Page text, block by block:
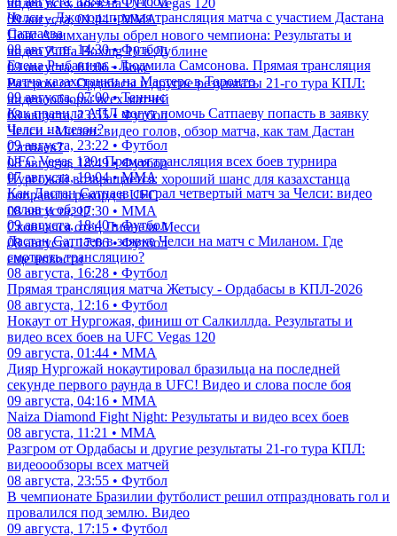
видео всех боев на UFC Vegas 120
09 августа, 01:44 • ММА
Пояс Алимханулы обрел нового чемпиона: Результаты и
видео Zuffa Boxing 10 в Дублине
09 августа, 01:06 • Бокс
Разгром от Ордабасы и другие результаты 21-го тура КПЛ:
видеоообзоры всех матчей
08 августа, 23:55 • Футбол
Челси - Милан: видео голов, обзор матча, как там Дастан
Сатпаев?
08 августа, 18:49 • Футбол
Нургожай возвращается: хороший шанс для казахстанца
поправить рекорд в UFC
08 августа, 17:30 • ММА
Скончался отец Лионеля Месси
08 августа, 17:06 • Футбол
еще новости
Челси - Джохор: прямая трансляция матча с участием Дастана
Сатпаева
08 августа, 14:30 • Футбол
Елена Рыбакина - Людмила Самсонова. Прямая трансляция
матча казахстанки на Мастерс в Торонто
09 августа, 07:00 • Теннис
Как правила АПЛ могут помочь Сатпаеву попасть в заявку
Челси на сезон?
09 августа, 23:22 • Футбол
UFC Vegas 120: Прямая трансляция всех боев турнира
07 августа, 19:04 • ММА
Как Дастан Сатпаев сыграл четвертый матч за Челси: видео
голов и обзор
09 августа, 18:40 • Футбол
Дастан Сатпаев в заявке Челси на матч с Миланом. Где
смотреть трансляцию?
08 августа, 16:28 • Футбол
Прямая трансляция матча Жетысу - Ордабасы в КПЛ-2026
08 августа, 12:16 • Футбол
Нокаут от Нургожая, финиш от Салкиллда. Результаты и
видео всех боев на UFC Vegas 120
09 августа, 01:44 • ММА
Дияр Нургожай нокаутировал бразильца на последней
секунде первого раунда в UFC! Видео и слова после боя
09 августа, 04:16 • ММА
Naiza Diamond Fight Night: Результаты и видео всех боев
08 августа, 11:21 • ММА
Разгром от Ордабасы и другие результаты 21-го тура КПЛ:
видеоообзоры всех матчей
08 августа, 23:55 • Футбол
В чемпионате Бразилии футболист решил отпраздновать гол и
провалился под землю. Видео
09 августа, 17:15 • Футбол